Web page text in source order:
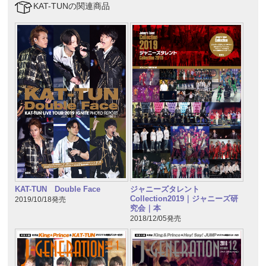
KAT-TUNの関連商品
KAT-TUN Double Face
2019/10/18発売
ジャニーズタレント
Collection2019｜ジャニーズ研
究会｜本
2018/12/05発売